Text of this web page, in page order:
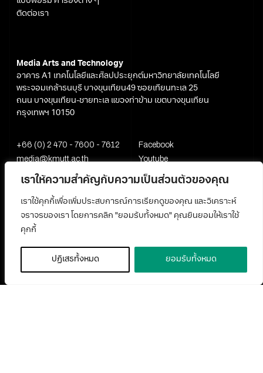
เราให้ความสำคัญกับความเป็นส่วนตัวของคุณ
เราใช้คุกกี้เพื่อเพิ่มประสบการณ์การเรียกดูของคุณ และวิเคราะห์
จราจรของเรา โดยการคลิก "ยอมรับทั้งหมด" คุณยินยอมให้เราใช้
คุกกี้
ปฏิเสธทั้งหมด ยอมรับทั้งหมด
ติดต่อเรา
Media Arts and Technology
อาคาร A1 เทคโนโลยีและศิลปประยุกต์มหาวิทยาลัยเทคโนโลยี
พระจอมเกล้าธนบุรี บางขุนเทียน49 ซอยเทียนทะเล 25
ถนน บางขุนเทียน-ชายทะเล แขวงท่าข้าม เขตบางขุนเทียน
กรุงเทพฯ 10150
+66 (0) 2 470 - 7600 - 7612
media@kmutt.ac.th
Facebook
Youtube